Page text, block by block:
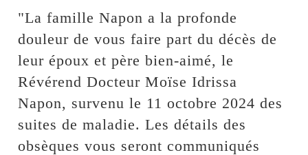
"La famille Napon a la profonde
douleur de vous faire part du décès de
leur époux et père bien-aimé, le
Révérend Docteur Moïse Idrissa
Napon, survenu le 11 octobre 2024 des
suites de maladie. Les détails des
obsèques vous seront communiqués